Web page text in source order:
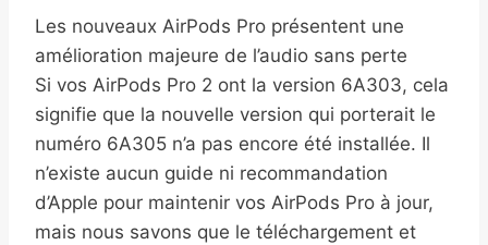
Les nouveaux AirPods Pro présentent une
amélioration majeure de l’audio sans perte
Si vos AirPods Pro 2 ont la version 6A303, cela
signifie que la nouvelle version qui porterait le
numéro 6A305 n’a pas encore été installée. Il
n’existe aucun guide ni recommandation
d’Apple pour maintenir vos AirPods Pro à jour,
mais nous savons que le téléchargement et